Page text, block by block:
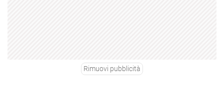
Rimuovi pubblicità